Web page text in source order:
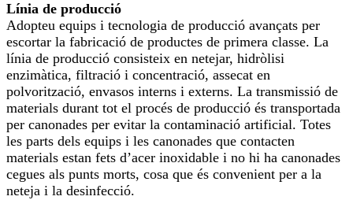
Línia de producció
Adopteu equips i tecnologia de producció avançats per
escortar la fabricació de productes de primera classe. La
línia de producció consisteix en netejar, hidròlisi
enzimàtica, filtració i concentració, assecat en
polvorització, envasos interns i externs. La transmissió de
materials durant tot el procés de producció és transportada
per canonades per evitar la contaminació artificial. Totes
les parts dels equips i les canonades que contacten
materials estan fets d’acer inoxidable i no hi ha canonades
cegues als punts morts, cosa que és convenient per a la
neteja i la desinfecció.